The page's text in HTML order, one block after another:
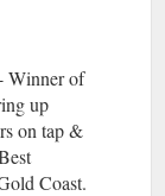
Winner of
up
on tap &
Coast.